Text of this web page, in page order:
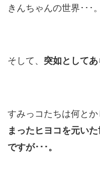
きんちゃんの世界･･･。
そして、 突如としてあ
すみっコたちは何とか
まったヒヨコを元い
ですが･･･。